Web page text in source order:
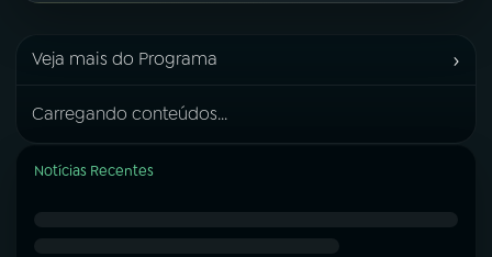
Veja mais do Programa ›
Carregando conteúdos...
Notícias Recentes